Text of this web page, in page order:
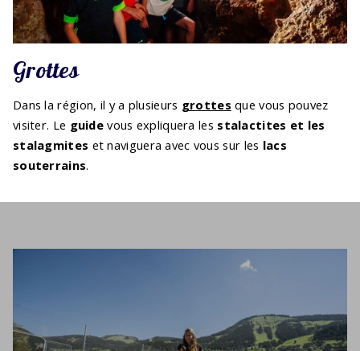
Grottes
Dans la région, il y a plusieurs grottes que vous pouvez
visiter. Le guide vous expliquera les stalactites et les
stalagmites et naviguera avec vous sur les lacs
souterrains.